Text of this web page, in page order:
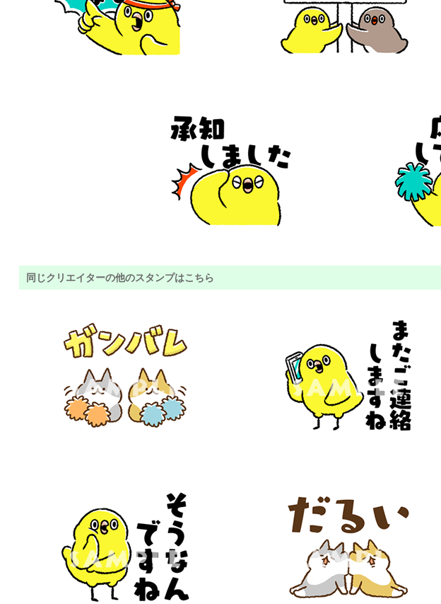
同じクリエイターの他のスタンプはこちら